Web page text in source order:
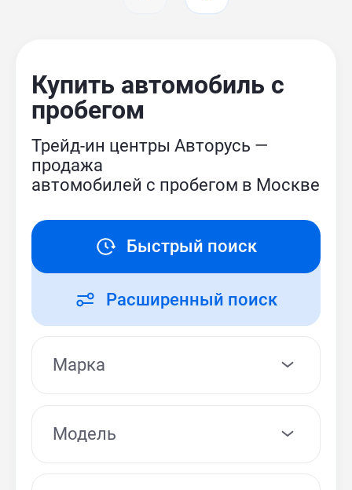
Купить автомобиль с
пробегом
Трейд-ин центры Авторусь —
продажа
автомобилей с пробегом в Москве
Быстрый поиск
Расширенный поиск
Модель